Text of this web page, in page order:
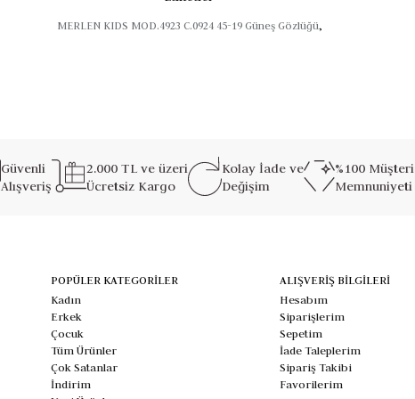
MERLEN KIDS MOD.4923 C.0924 45-19 Güneş Gözlüğü,
Güvenli
Alışveriş
2.000 TL ve üzeri
Ücretsiz Kargo
Kolay İade ve
Değişim
%100 Müşteri
Memnuniyeti
POPÜLER KATEGORİLER
Kadın
Erkek
Çocuk
Tüm Ürünler
Çok Satanlar
İndirim
ALIŞVERİŞ BİLGİLERİ
Hesabım
Siparişlerim
Sepetim
İade Taleplerim
Sipariş Takibi
Favorilerim